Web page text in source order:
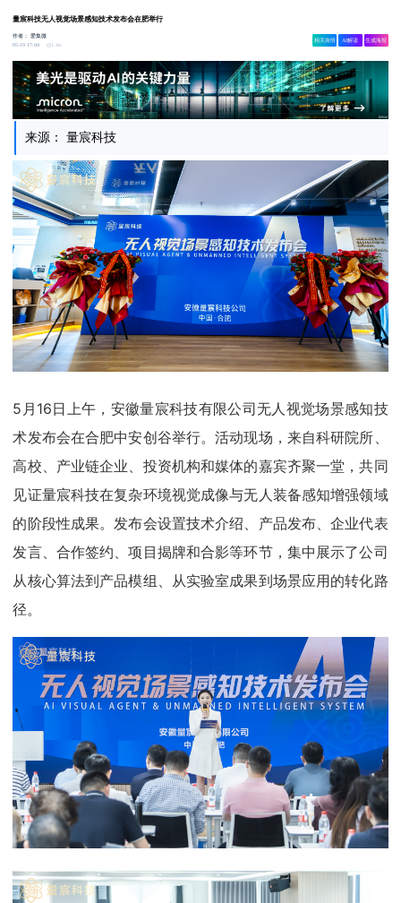
量宸科技无人视觉场景感知技术发布会在肥举行
作者：爱集微
05-19 17:04
1.4w
相关舆情 AI解读 生成海报
来源： 量宸科技
5月16日上午，安徽量宸科技有限公司无人视觉场景感知技
术发布会在合肥中安创谷举行。活动现场，来自科研院所、
高校、产业链企业、投资机构和媒体的嘉宾齐聚一堂，共同
见证量宸科技在复杂环境视觉成像与无人装备感知增强领域
的阶段性成果。发布会设置技术介绍、产品发布、企业代表
发言、合作签约、项目揭牌和合影等环节，集中展示了公司
从核心算法到产品模组、从实验室成果到场景应用的转化路
径。